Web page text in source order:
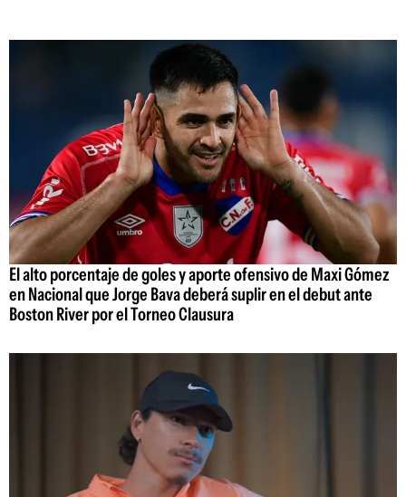
El alto porcentaje de goles y aporte ofensivo de Maxi Gómez
en Nacional que Jorge Bava deberá suplir en el debut ante
Boston River por el Torneo Clausura